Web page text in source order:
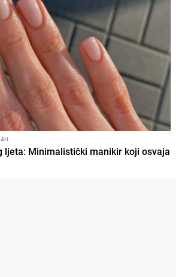
4H
ljeta: Minimalistički manikir koji osvaja